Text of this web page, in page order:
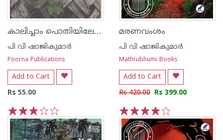
കാലിച്ചാം പൊതിയിലേക്ക് ഒരു ഹാഫ് ടിക്കറ്റ്
പി വി ഷാജികുമാര്‍
Poorna Publications
Add to Cart
Rs 55.00
5
4
3
2
1
മരണവംശം
പി വി ഷാജികുമാര്‍
Mathrubhumi Books
Add to Cart
Rs 420.00 Rs 399.00
5
4
3
2
1